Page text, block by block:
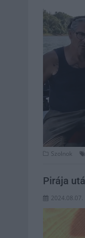
Szolnok
Pirája
2024.08.07.